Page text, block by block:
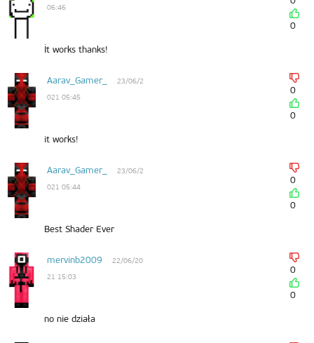
06:46
0
İt works thanks!
Aarav_Gamer_
23/06/2
021 05:45
0
0
it works!
Aarav_Gamer_
23/06/2
021 05:44
0
0
Best Shader Ever
mervinb2009
22/06/20
21 15:03
0
0
no nie działa